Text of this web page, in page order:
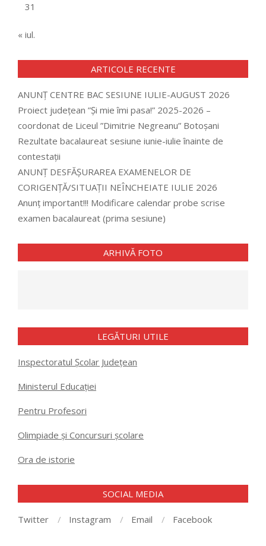
31
« iul.
ARTICOLE RECENTE
ANUNȚ CENTRE BAC SESIUNE IULIE-AUGUST 2026
Proiect județean ”Și mie îmi pasa!” 2025-2026 –
coordonat de Liceul ”Dimitrie Negreanu” Botoșani
Rezultate bacalaureat sesiune iunie-iulie înainte de
contestații
ANUNȚ DESFĂȘURAREA EXAMENELOR DE
CORIGENȚĂ/SITUAȚII NEÎNCHEIATE IULIE 2026
Anunț important!!! Modificare calendar probe scrise
examen bacalaureat (prima sesiune)
ARHIVĂ FOTO
LEGĂTURI UTILE
Inspectoratul Școlar Județean
Ministerul Educației
Pentru Profesori
Olimpiade și Concursuri școlare
Ora de istorie
SOCIAL MEDIA
Twitter Instagram Email Facebook